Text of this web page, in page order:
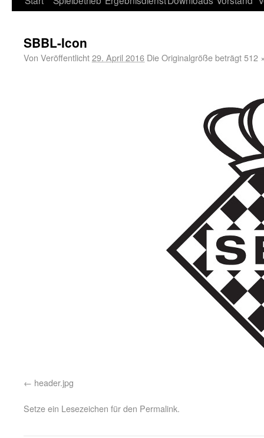
SBBL-Icon
Von Veröffentlicht29. April 2016 Die Originalgröße beträgt512
header.jpg
Setze ein Lesezeichen für den Permalink.